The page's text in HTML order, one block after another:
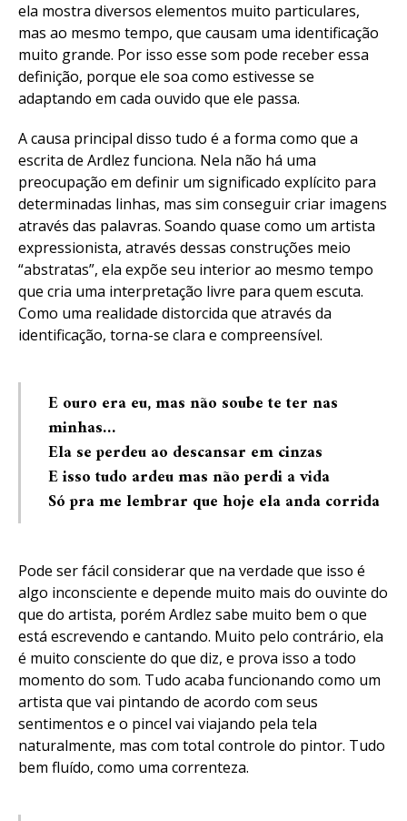
ela mostra diversos elementos muito particulares,
mas ao mesmo tempo, que causam uma identificação
muito grande. Por isso esse som pode receber essa
definição, porque ele soa como estivesse se
adaptando em cada ouvido que ele passa.
A causa principal disso tudo é a forma como que a
escrita de Ardlez funciona. Nela não há uma
preocupação em definir um significado explícito para
determinadas linhas, mas sim conseguir criar imagens
através das palavras. Soando quase como um artista
expressionista, através dessas construções meio
“abstratas”, ela expõe seu interior ao mesmo tempo
que cria uma interpretação livre para quem escuta.
Como uma realidade distorcida que através da
identificação, torna-se clara e compreensível.
E ouro era eu, mas não soube te ter nas
minhas…
Ela se perdeu ao descansar em cinzas
E isso tudo ardeu mas não perdi a vida
Só pra me lembrar que hoje ela anda corrida
Pode ser fácil considerar que na verdade que isso é
algo inconsciente e depende muito mais do ouvinte do
que do artista, porém Ardlez sabe muito bem o que
está escrevendo e cantando. Muito pelo contrário, ela
é muito consciente do que diz, e prova isso a todo
momento do som. Tudo acaba funcionando como um
artista que vai pintando de acordo com seus
sentimentos e o pincel vai viajando pela tela
naturalmente, mas com total controle do pintor. Tudo
bem fluído, como uma correnteza.